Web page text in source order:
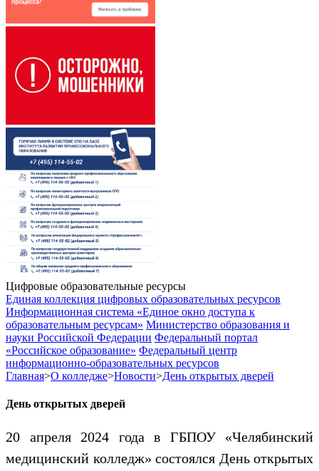
Цифровые образовательные ресурсы
Единая коллекция цифровых образовательных ресурсов
Информационная система «Единое окно доступа к
образовательным ресурсам» Министерство образования и
науки Российской Федерации Федеральный портал
«Российское образование» Федеральный центр
информационно-образовательных ресурсов
Главная>О колледже>Новости>День открытых дверей
День открытых дверей
20 апреля 2024 года в ГБПОУ «Челябинский
медицинский колледж» состоялся День открытых